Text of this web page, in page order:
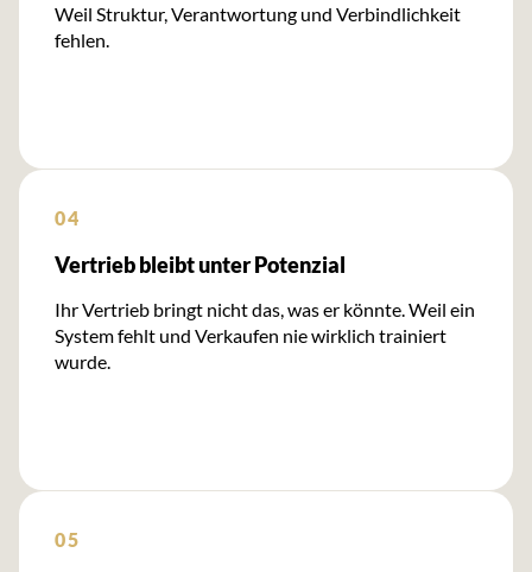
Weil Struktur, Verantwortung und Verbindlichkeit
fehlen.
04
Vertrieb bleibt unter Potenzial
Ihr Vertrieb bringt nicht das, was er könnte. Weil ein
System fehlt und Verkaufen nie wirklich trainiert
wurde.
05